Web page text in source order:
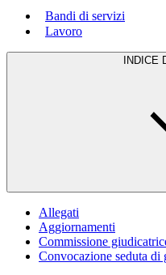
Bandi di servizi
Lavoro
INDICE
Allegati
Aggiornamenti
Commissione
Convocazione seduta di